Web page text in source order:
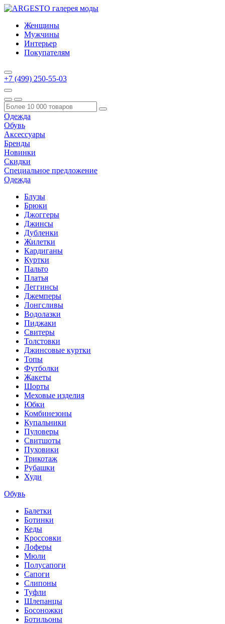
Женщины
Мужчины
Интерьер
Покупателям
+7 (499) 250-55-03
Одежда
Обувь
Аксессуары
Бренды
Новинки
Скидки
Специальное предложение
Одежда
Блузы
Брюки
Джоггеры
Джинсы
Дубленки
Жилетки
Кардиганы
Куртки
Пальто
Платья
Леггинсы
Джемперы
Лонгсливы
Водолазки
Пиджаки
Свитеры
Толстовки
Джинсовые куртки
Топы
Футболки
Жакеты
Шорты
Меховые изделия
Юбки
Комбинезоны
Купальники
Пуловеры
Свитшоты
Пуховики
Трикотаж
Рубашки
Худи
Обувь
Балетки
Ботинки
Кеды
Кроссовки
Лоферы
Мюли
Полусапоги
Сапоги
Слипоны
Туфли
Шлепанцы
Босоножки
Ботильоны